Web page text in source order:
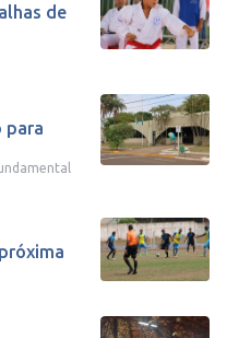
de
para